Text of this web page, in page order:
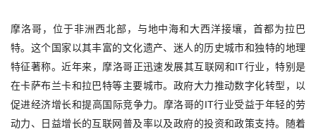
摩洛哥，位于非洲西北部，与地中海和大西洋接壤，首都为拉巴
特。这个国家以其丰富的文化遗产、迷人的历史城市和独特的地理
特征著称。近年来，摩洛哥正迅速发展其互联网和IT行业，特别是
在卡萨布兰卡和拉巴特等主要城市。政府大力推动数字化转型，以
促进经济增长和提高国际竞争力。摩洛哥的IT行业受益于年轻的劳
动力、日益增长的互联网普及率以及政府的投资和政策支持。随着